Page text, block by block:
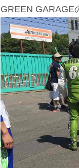
GREEN GARAGE